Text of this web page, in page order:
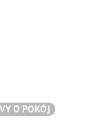
O POKÓJ